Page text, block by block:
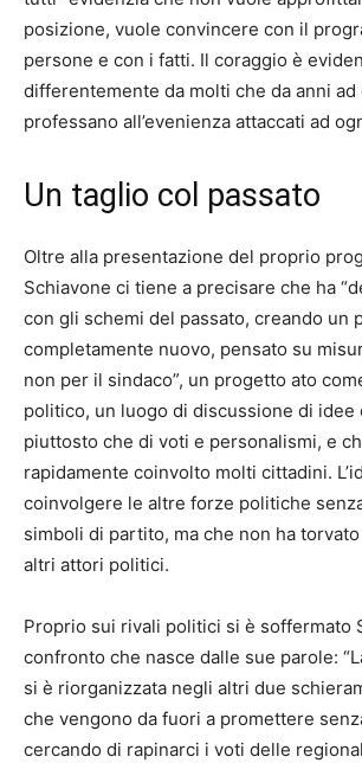
posizione, vuole convincere con il
persone e con i fatti. Il coraggio è
differentemente da molti che da anni ad
professano all’evenienza attaccati ad
Un taglio col passato
Oltre alla presentazione del proprio
Schiavone ci tiene a precisare che ha
con gli schemi del passato, creando un
completamente nuovo, pensato su
non per il sindaco”, un progetto ato
politico, un luogo di discussione di idee
piuttosto che di voti e personalismi, e
rapidamente coinvolto molti cittadini.
coinvolgere le altre forze politiche
simboli di partito, ma che non ha
altri attori politici.
Proprio sui rivali politici si è soffermato
confronto che nasce dalle sue parole:
si è riorganizzata negli altri due
che vengono da fuori a promettere
cercando di rapinarci i voti delle